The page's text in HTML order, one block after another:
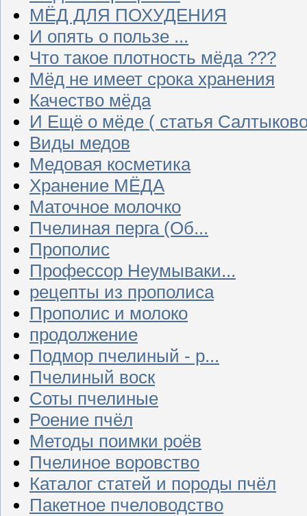
МЁД ДЛЯ ПОХУДЕНИЯ
И опять о пользе ...
Что такое плотность мёда ???
Мёд не имеет срока хранения
Качество мёда
И Ещё о мёде ( статья
Виды медов
Медовая косметика
Хранение МЁДА
Маточное молочко
Пчелиная перга (Об...
Прополис
Профессор Неумываки...
рецепты из прополиса
Прополис и молоко
продолжение
Подмор пчелиный - р...
Пчелиный воск
Соты пчелиные
Роение пчёл
Методы поимки роёв
Пчелиное воровство
Каталог статей и породы пчёл
Пакетное пчеловодство